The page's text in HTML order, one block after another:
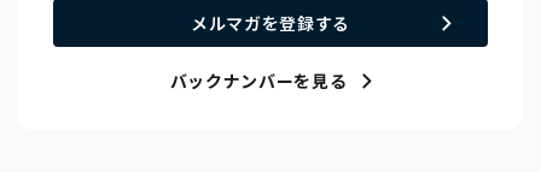
メルマガを登録する
バックナンバーを見る